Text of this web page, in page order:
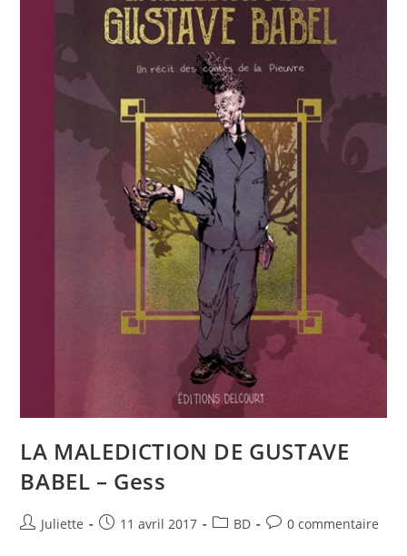
LA MALEDICTION DE GUSTAVE
BABEL – Gess
Juliette 11 avril 2017 BD 0 commentaire